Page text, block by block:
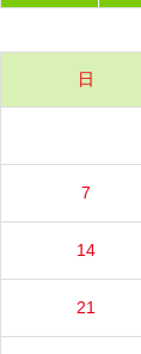
日
7
14
21